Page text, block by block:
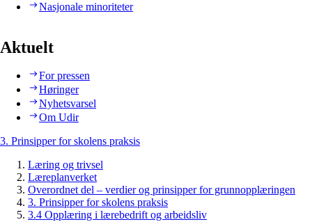
Nasjonale minoriteter
Aktuelt
For pressen
Høringer
Nyhetsvarsel
Om Udir
3. Prinsipper for skolens praksis
Læring og trivsel
Læreplanverket
Overordnet del – verdier og prinsipper for grunnopplæringen
3. Prinsipper for skolens praksis
3.4 Opplæring i lærebedrift og arbeidsliv